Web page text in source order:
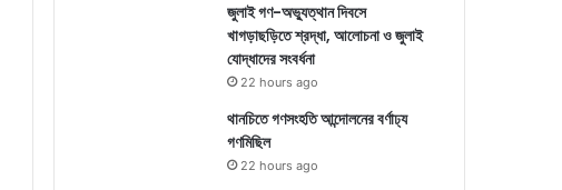
জুলাই গণ-অভ্যুত্থান দিবসে
খাগড়াছড়িতে শ্রদ্ধা, আলোচনা ও জুলাই
যোদ্ধাদের সংবর্ধনা
22 hours ago
থানচিতে গণসংহতি আন্দোলনের বর্ণাঢ্য
গণমিছিল
22 hours ago